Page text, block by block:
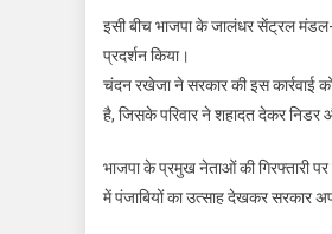
इसी बीच भाजपा के जालंधर सेंट्रल
प्रदर्शन किया।
चंदन रखेजा ने सरकार की इस कार्रवाई
है, जिसके परिवार ने शहादत देकर निडर
भाजपा के प्रमुख नेताओं की गिरफ्तारी
में पंजाबियों का उत्साह देखकर सरकार